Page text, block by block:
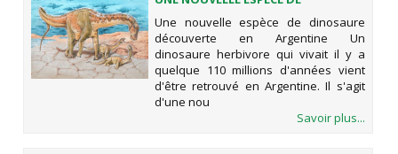
DINOSAURE DÉCOUVERTE EN
ARGENTINE
Une nouvelle espèce de dinosaure
découverte en Argentine Un
dinosaure herbivore qui vivait il y a
quelque 110 millions d'années vient
d'être retrouvé en Argentine. Il s'agit
d'une nou
Savoir plus...